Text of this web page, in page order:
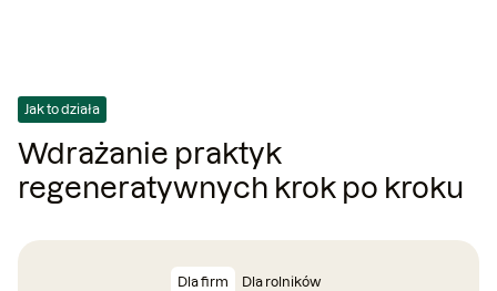
Jak to działa
Wdrażanie praktyk
regeneratywnych krok po kroku
Dla firm Dla rolników